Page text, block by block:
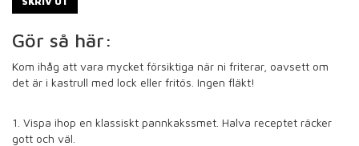
Gör så här:
Kom ihåg att vara mycket försiktiga när ni friterar, oavsett om
det är i kastrull med lock eller fritös. Ingen fläkt!
1. Vispa ihop en klassiskt pannkakssmet. Halva receptet räcker
gott och väl.